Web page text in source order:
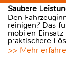
Saubere
Den
reinigen? Das
mobilen
praktischere
>> Mehr